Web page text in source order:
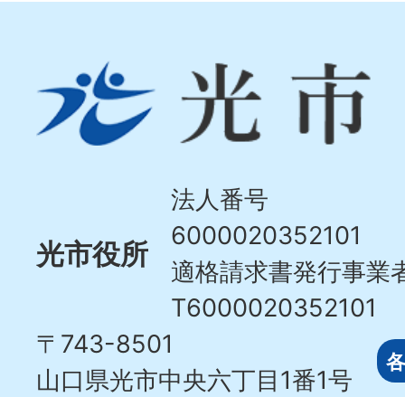
市
Hikari
光市役所
法人番号
6000020352101
適格請求書発行事業
T6000020352101
〒743-8501
山口県光市中央六丁目1番1号